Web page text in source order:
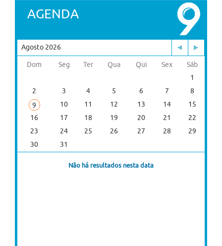
AGENDA
Agosto 2026
Dom Seg Ter Qua Qui Sex
Sáb
1
2
3 4 5 6 7
8
9
10 11 12 13 14
15
16
17 18 19 20 21
22
23
24 25 26 27 28
29
30
31
Não há resultados nesta data